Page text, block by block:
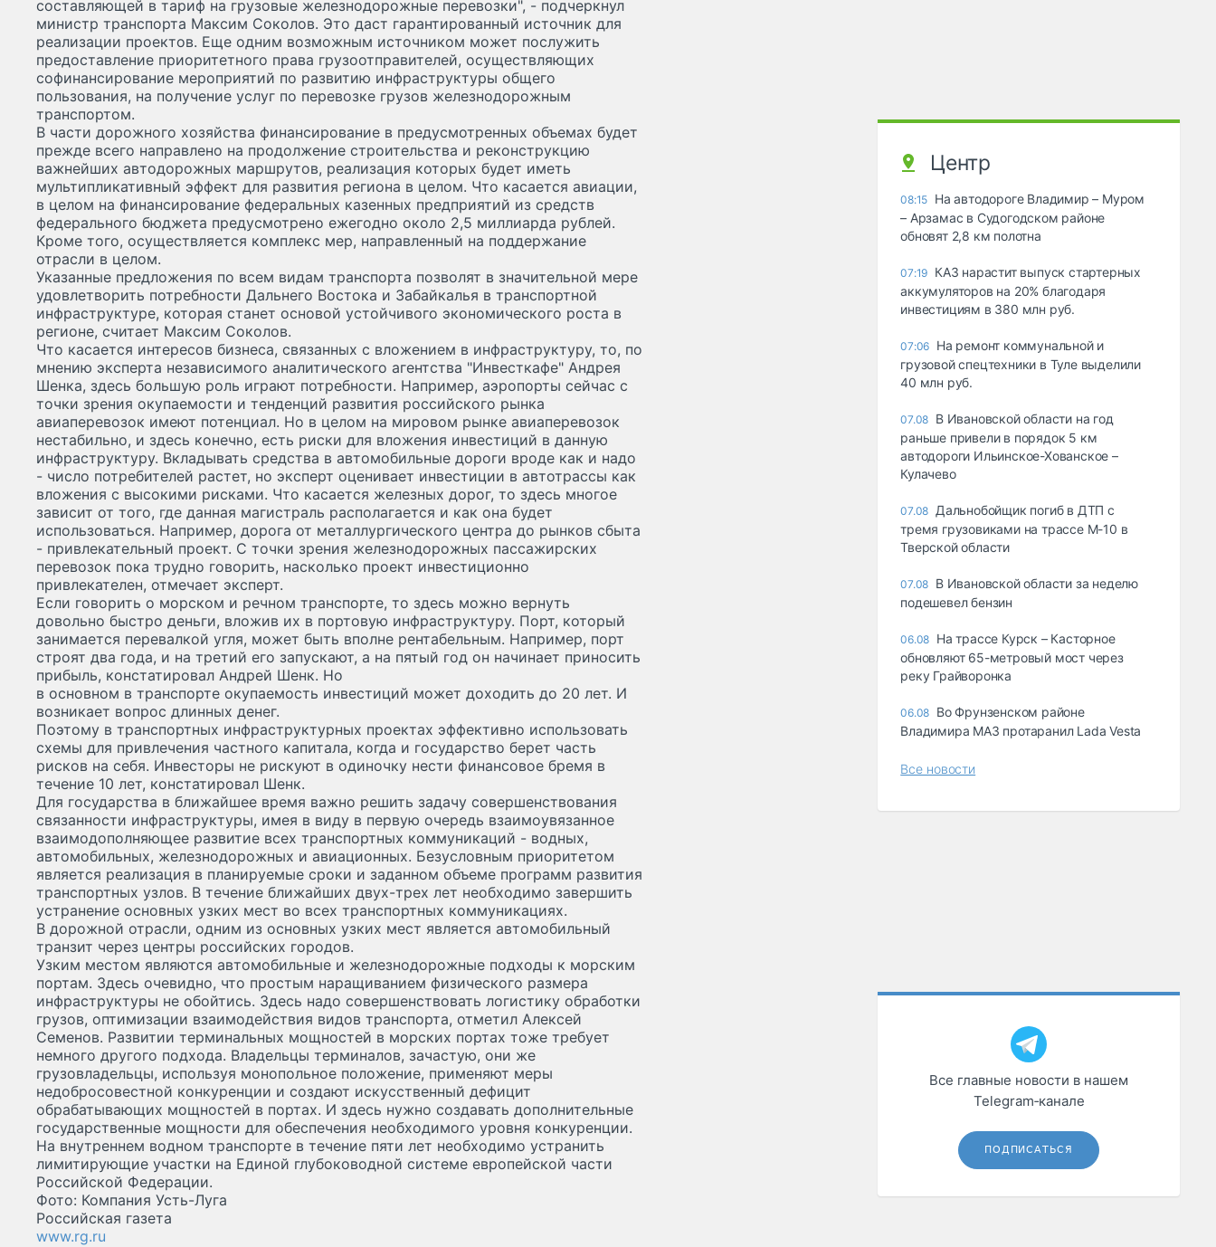
составляющей в тариф на грузовые железнодорожные перевозки", - подчеркнул
министр транспорта Максим Соколов. Это даст гарантированный источник для
реализации проектов. Еще одним возможным источником может послужить
предоставление приоритетного права грузоотправителей, осуществляющих
софинансирование мероприятий по развитию инфраструктуры общего
пользования, на получение услуг по перевозке грузов железнодорожным
транспортом.
В части дорожного хозяйства финансирование в предусмотренных объемах будет
прежде всего направлено на продолжение строительства и реконструкцию
важнейших автодорожных маршрутов, реализация которых будет иметь
мультипликативный эффект для развития региона в целом. Что касается авиации,
в целом на финансирование федеральных казенных предприятий из средств
федерального бюджета предусмотрено ежегодно около 2,5 миллиарда рублей.
Кроме того, осуществляется комплекс мер, направленный на поддержание
отрасли в целом.
Указанные предложения по всем видам транспорта позволят в значительной мере
удовлетворить потребности Дальнего Востока и Забайкалья в транспортной
инфраструктуре, которая станет основой устойчивого экономического роста в
регионе, считает Максим Соколов.
Что касается интересов бизнеса, связанных с вложением в инфраструктуру, то, по
мнению эксперта независимого аналитического агентства "Инвесткафе" Андрея
Шенка, здесь большую роль играют потребности. Например, аэропорты сейчас с
точки зрения окупаемости и тенденций развития российского рынка
авиаперевозок имеют потенциал. Но в целом на мировом рынке авиаперевозок
нестабильно, и здесь конечно, есть риски для вложения инвестиций в данную
инфраструктуру. Вкладывать средства в автомобильные дороги вроде как и надо
- число потребителей растет, но эксперт оценивает инвестиции в автотрассы как
вложения с высокими рисками. Что касается железных дорог, то здесь многое
зависит от того, где данная магистраль располагается и как она будет
использоваться. Например, дорога от металлургического центра до рынков сбыта
- привлекательный проект. С точки зрения железнодорожных пассажирских
перевозок пока трудно говорить, насколько проект инвестиционно
привлекателен, отмечает эксперт.
Если говорить о морском и речном транспорте, то здесь можно вернуть
довольно быстро деньги, вложив их в портовую инфраструктуру. Порт, который
занимается перевалкой угля, может быть вполне рентабельным. Например, порт
строят два года, и на третий его запускают, а на пятый год он начинает приносить
прибыль, констатировал Андрей Шенк. Но
в основном в транспорте окупаемость инвестиций может доходить до 20 лет. И
возникает вопрос длинных денег.
Поэтому в транспортных инфраструктурных проектах эффективно использовать
схемы для привлечения частного капитала, когда и государство берет часть
рисков на себя. Инвесторы не рискуют в одиночку нести финансовое бремя в
течение 10 лет, констатировал Шенк.
Для государства в ближайшее время важно решить задачу совершенствования
связанности инфраструктуры, имея в виду в первую очередь взаимоувязанное
взаимодополняющее развитие всех транспортных коммуникаций - водных,
автомобильных, железнодорожных и авиационных. Безусловным приоритетом
является реализация в планируемые сроки и заданном объеме программ развития
транспортных узлов. В течение ближайших двух-трех лет необходимо завершить
устранение основных узких мест во всех транспортных коммуникациях.
В дорожной отрасли, одним из основных узких мест является автомобильный
транзит через центры российских городов.
Узким местом являются автомобильные и железнодорожные подходы к морским
портам. Здесь очевидно, что простым наращиванием физического размера
инфраструктуры не обойтись. Здесь надо совершенствовать логистику обработки
грузов, оптимизации взаимодействия видов транспорта, отметил Алексей
Семенов. Развитии терминальных мощностей в морских портах тоже требует
немного другого подхода. Владельцы терминалов, зачастую, они же
грузовладельцы, используя монопольное положение, применяют меры
недобросовестной конкуренции и создают искусственный дефицит
обрабатывающих мощностей в портах. И здесь нужно создавать дополнительные
государственные мощности для обеспечения необходимого уровня конкуренции.
На внутреннем водном транспорте в течение пяти лет необходимо устранить
лимитирующие участки на Единой глубоководной системе европейской части
Российской Федерации.
Фото: Компания Усть-Луга
Российская газета
www.rg.ru
Центр
08:15 На автодороге Владимир – Муром
– Арзамас в Судогодском районе
обновят 2,8 км полотна
07:19 КАЗ нарастит выпуск стартерных
аккумуляторов на 20% благодаря
инвестициям в 380 млн руб.
07:06 На ремонт коммунальной и
грузовой спецтехники в Туле выделили
40 млн руб.
07.08 В Ивановской области на год
раньше привели в порядок 5 км
автодороги Ильинское-Хованское –
Кулачево
07.08 Дальнобойщик погиб в ДТП с
тремя грузовиками на трассе М-10 в
Тверской области
07.08 В Ивановской области за неделю
подешевел бензин
06.08 На трассе Курск – Касторное
обновляют 65-метровый мост через
реку Грайворонка
06.08 Во Фрунзенском районе
Владимира МАЗ протаранил Lada Vesta
Все новости
Все главные новости в нашем
Telegram‑канале
ПОДПИСАТЬСЯ